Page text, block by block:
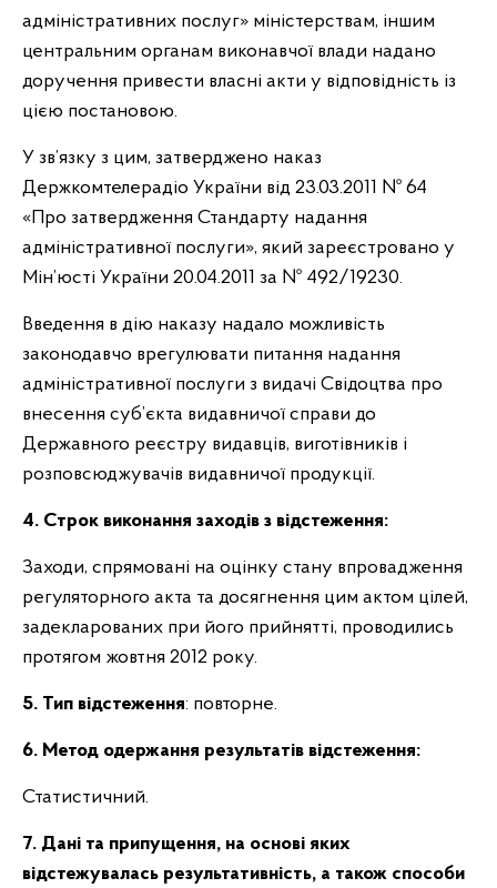
адміністративних послуг» міністерствам, іншим
центральним органам виконавчої влади надано
доручення привести власні акти у відповідність із
цією постановою.
У зв’язку з цим, затверджено наказ
Держкомтелерадіо України від 23.03.2011 № 64
«Про затвердження Стандарту надання
адміністративної послуги», який зареєстровано у
Мін’юсті України 20.04.2011 за № 492/19230.
Введення в дію наказу надало можливість
законодавчо врегулювати питання надання
адміністративної послуги з видачі Свідоцтва про
внесення суб’єкта видавничої справи до
Державного реєстру видавців, виготівників і
розповсюджувачів видавничої продукції.
4. Строк виконання заходів з відстеження:
Заходи, спрямовані на оцінку стану впровадження
регуляторного акта та досягнення цим актом цілей,
задекларованих при його прийнятті, проводились
протягом жовтня 2012 року.
5. Тип відстеження: повторне.
6. Метод одержання результатів відстеження:
Статистичний.
7. Дані та припущення, на основі яких
відстежувалась результативність, а також способи